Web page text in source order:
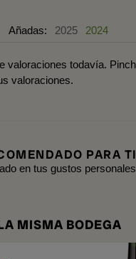
Añadas: 2025 2024
valoraciones todavía.
valoraciones.
PARA TI
en tus gustos personales
MISMA BODEGA